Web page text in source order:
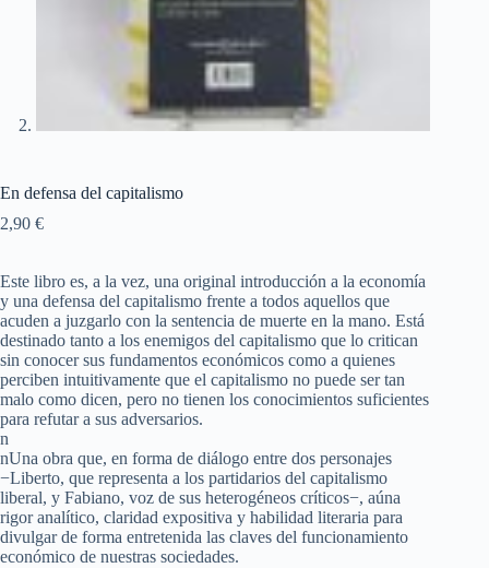
En defensa del capitalismo
2,90 €
Este libro es, a la vez, una original introducción a la economía
y una defensa del capitalismo frente a todos aquellos que
acuden a juzgarlo con la sentencia de muerte en la mano. Está
destinado tanto a los enemigos del capitalismo que lo critican
sin conocer sus fundamentos económicos como a quienes
perciben intuitivamente que el capitalismo no puede ser tan
malo como dicen, pero no tienen los conocimientos suficientes
para refutar a sus adversarios.
n
nUna obra que, en forma de diálogo entre dos personajes
−Liberto, que representa a los partidarios del capitalismo
liberal, y Fabiano, voz de sus heterogéneos críticos−, aúna
rigor analítico, claridad expositiva y habilidad literaria para
divulgar de forma entretenida las claves del funcionamiento
económico de nuestras sociedades.